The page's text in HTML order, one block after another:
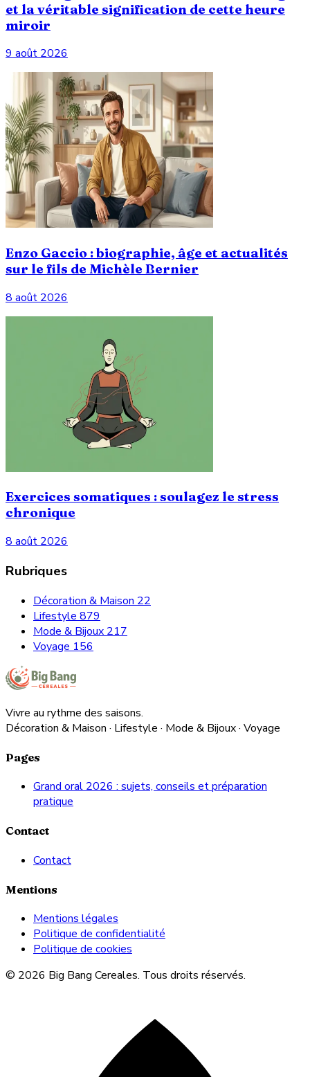
et la véritable signification de cette heure
miroir
9 août 2026
Enzo Gaccio : biographie, âge et actualités
sur le fils de Michèle Bernier
8 août 2026
Exercices somatiques : soulagez le stress
chronique
8 août 2026
Rubriques
Décoration & Maison 22
Lifestyle 879
Mode & Bijoux 217
Voyage 156
Vivre au rythme des saisons.
Décoration & Maison · Lifestyle · Mode & Bijoux · Voyage
Pages
Grand oral 2026 : sujets, conseils et préparation
pratique
Contact
Contact
Mentions
Mentions légales
Politique de confidentialité
Politique de cookies
© 2026 Big Bang Cereales. Tous droits réservés.